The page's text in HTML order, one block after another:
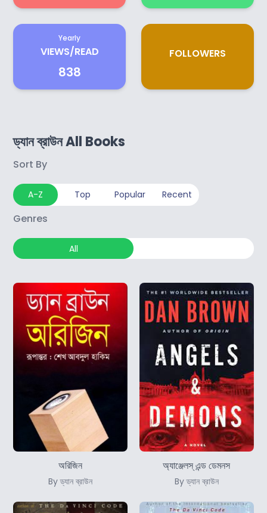
Yearly
VIEWS/READ
838
FOLLOWERS
ড্যান ব্রাউন All Books
Sort By
A-Z Top Popular Recent
Genres
All
অরিজিন
By ড্যান ব্রাউন
অ্যাঞ্জেলস্‌ এন্ড ডেমনস
By ড্যান ব্রাউন